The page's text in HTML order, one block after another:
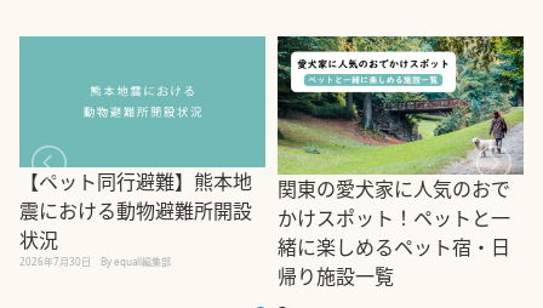
【ペット同行避難】熊本地
震における動物避難所開設
状況
2026年7月30日 By equall編集部
関東の愛犬家に人気のおで
かけスポット！ペットと一
緒に楽しめるペット宿・日
帰り施設一覧